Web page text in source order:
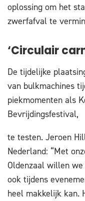
oplossing om het
zwerfafval te
‘Circulair
De tijdelijke
van bulkmachines
piekmomenten als
Bevrijdingsfestival,
te testen. Jeroen
Nederland: “Met
Oldenzaal willen
ook tijdens
heel makkelijk kan.